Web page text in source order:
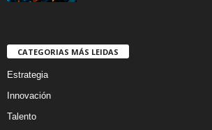
CATEGORIAS MÁS LEIDAS
Estrategia
Innovación
Talento